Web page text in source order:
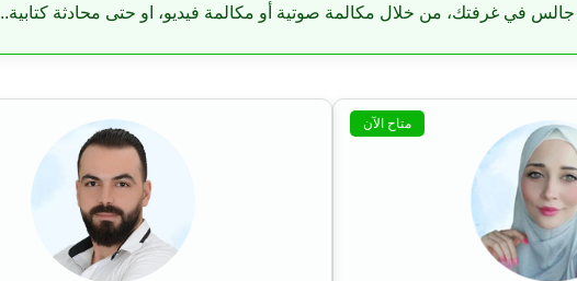
جالس في غرفتك، من خلال مكالمة صوتية أو مكالمة فيديو، او حتى محادثة كتابية..
متاح الآن